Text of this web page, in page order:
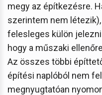
megy az építkezésre.
szerintem nem
felesleges külön
hogy a műszaki
Az összes többi
építési naplóból nem
megnyugtatóan